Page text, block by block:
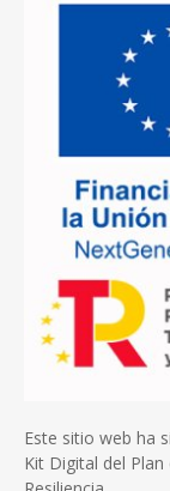
Este sitio web ha
Kit Digital del